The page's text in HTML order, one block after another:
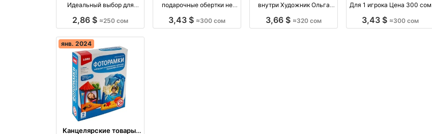
Идеальный выбор для
производство Киргизия
2,86 $ ≈250 сом
подарочные обертки не
производство Киргизия
3,43 $ ≈300 сом
внутри Художник Ольга
3,66 $ ≈320 сом
Для 1 игрока Цена 300 сом
3,43 $ ≈300 сом
янв. 2024
Канцелярские товары,